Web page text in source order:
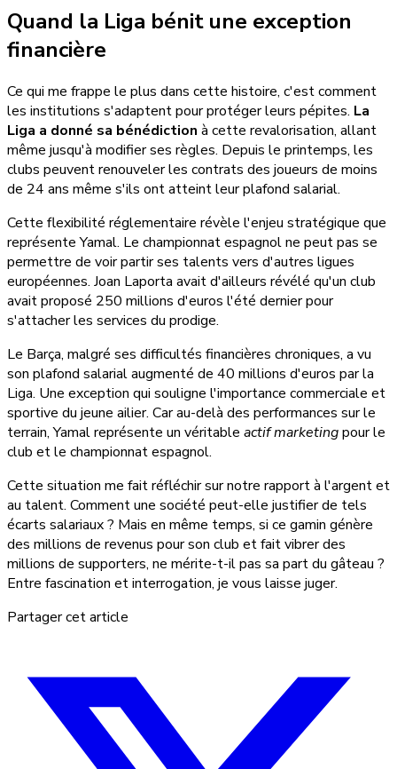
Quand la Liga bénit une exception
financière
Ce qui me frappe le plus dans cette histoire, c'est comment
les institutions s'adaptent pour protéger leurs pépites. La
Liga a donné sa bénédiction à cette revalorisation, allant
même jusqu'à modifier ses règles. Depuis le printemps, les
clubs peuvent renouveler les contrats des joueurs de moins
de 24 ans même s'ils ont atteint leur plafond salarial.
Cette flexibilité réglementaire révèle l'enjeu stratégique que
représente Yamal. Le championnat espagnol ne peut pas se
permettre de voir partir ses talents vers d'autres ligues
européennes. Joan Laporta avait d'ailleurs révélé qu'un club
avait proposé 250 millions d'euros l'été dernier pour
s'attacher les services du prodige.
Le Barça, malgré ses difficultés financières chroniques, a vu
son plafond salarial augmenté de 40 millions d'euros par la
Liga. Une exception qui souligne l'importance commerciale et
sportive du jeune ailier. Car au-delà des performances sur le
terrain, Yamal représente un véritable actif marketingpour le
club et le championnat espagnol.
Cette situation me fait réfléchir sur notre rapport à l'argent et
au talent. Comment une société peut-elle justifier de tels
écarts salariaux ? Mais en même temps, si ce gamin génère
des millions de revenus pour son club et fait vibrer des
millions de supporters, ne mérite-t-il pas sa part du gâteau ?
Entre fascination et interrogation, je vous laisse juger.
Partager cet article